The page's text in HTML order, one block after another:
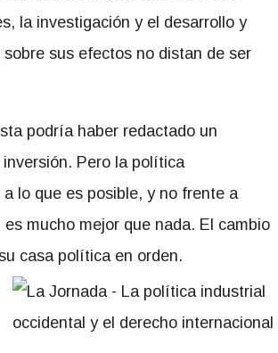
la investigación y el desarrollo y
sobre sus efectos no distan de ser
podría haber redactado un
Pero la política
lo que es posible, y no frente a
mucho mejor que nada. El cambio
casa política en orden.